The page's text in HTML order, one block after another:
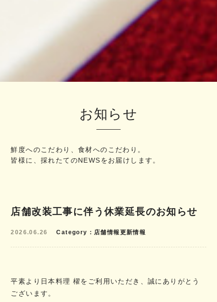
お知らせ
鮮度へのこだわり、食材へのこだわり。
皆様に、採れたてのNEWSをお届けします。
店舗改装工事に伴う休業延長のお知らせ
2026.06.26 Category 店舗情報更新情報
平素より日本料理 櫂をご利用いただき、誠にありがとう
ございます。